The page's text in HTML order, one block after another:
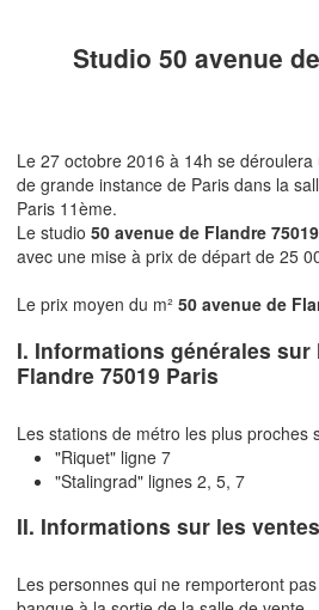
Studio 50 avenue
Le 27 octobre 2016 à 14h se
de grande instance de Paris dans la
Paris 11ème.
Le studio 50 avenue de Flandre
avec une mise à prix de départ de 25
Le prix moyen du m² 50 avenue de
I. Informations générales
Flandre 75019 Paris
Les stations de métro les plus proches
"Riquet" ligne 7
"Stalingrad" lignes 2, 5, 7
II. Informations sur les
Les personnes qui ne remporteront